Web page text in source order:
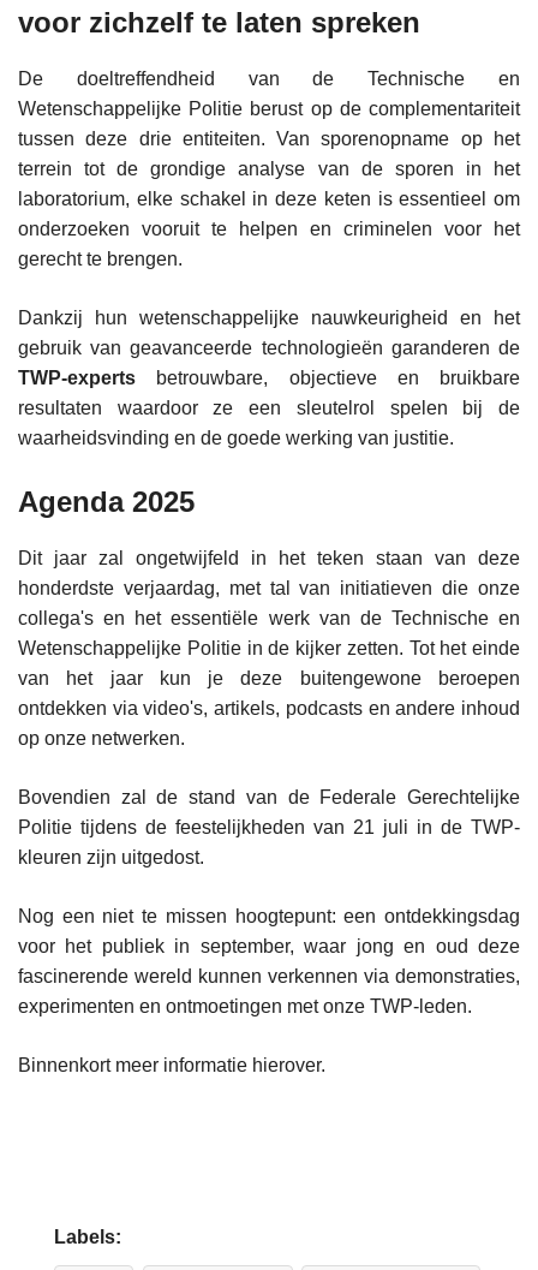
voor zichzelf te laten spreken
De doeltreffendheid van de Technische en
Wetenschappelijke Politie berust op de complementariteit
tussen deze drie entiteiten. Van sporenopname op het
terrein tot de grondige analyse van de sporen in het
laboratorium, elke schakel in deze keten is essentieel om
onderzoeken vooruit te helpen en criminelen voor het
gerecht te brengen.
Dankzij hun wetenschappelijke nauwkeurigheid en het
gebruik van geavanceerde technologieën garanderen de
TWP-experts betrouwbare, objectieve en bruikbare
resultaten waardoor ze een sleutelrol spelen bij de
waarheidsvinding en de goede werking van justitie.
Agenda 2025
Dit jaar zal ongetwijfeld in het teken staan van deze
honderdste verjaardag, met tal van initiatieven die onze
collega's en het essentiële werk van de Technische en
Wetenschappelijke Politie in de kijker zetten. Tot het einde
van het jaar kun je deze buitengewone beroepen
ontdekken via video's, artikels, podcasts en andere inhoud
op onze netwerken.
Bovendien zal de stand van de Federale Gerechtelijke
Politie tijdens de feestelijkheden van 21 juli in de TWP-
kleuren zijn uitgedost.
Nog een niet te missen hoogtepunt: een ontdekkingsdag
voor het publiek in september, waar jong en oud deze
fascinerende wereld kunnen verkennen via demonstraties,
experimenten en ontmoetingen met onze TWP-leden.
Binnenkort meer informatie hierover.
Labels